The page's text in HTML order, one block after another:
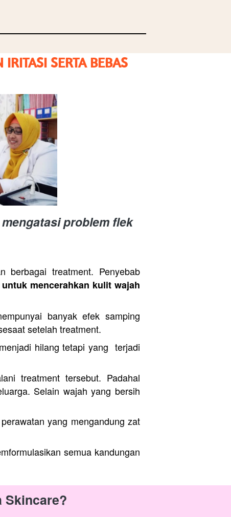
SERTA BEBAS
problem flek
berbagai treatment. Penyebab
mencerahkan kulit wajah
banyak efek samping
setelah treatment.
hilang tetapi yang  terjadi
treatment tersebut. Padahal
Selain wajah yang bersih
yang mengandung zat
semua kandungan
Skincare?